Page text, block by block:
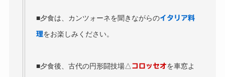
■夕食は、カンツォーネを聞きながらのイタリア料
理をお楽しみください。
■夕食後、古代の円形闘技場△ コロッセオを車窓よ